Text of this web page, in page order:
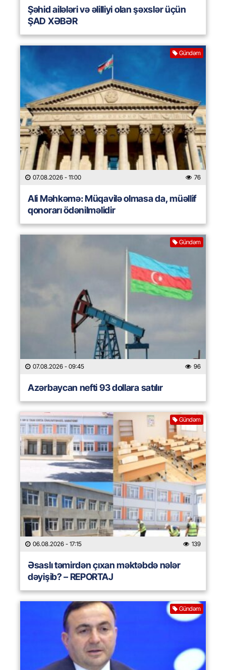
Şəhid ailələri və əlilliyi olan şəxslər üçün
ŞAD XƏBƏR
Gündəm
07.08.2026 - 11:00 76
Ali Məhkəmə: Müqavilə olmasa da, müəllif
qonorarı ödənilməlidir
Gündəm
07.08.2026 - 09:45 96
Azərbaycan nefti 93 dollara satılır
Gündəm
06.08.2026 - 17:15 139
Əsaslı təmirdən çıxan məktəbdə nələr
dəyişib? – REPORTAJ
Gündəm